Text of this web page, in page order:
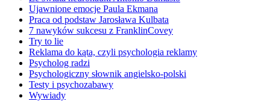
Ujawnione emocje Paula Ekmana
Praca od podstaw Jarosława Kulbata
7 nawyków sukcesu z FranklinCovey
Try to lie
Reklama do kąta, czyli psychologia reklamy
Psycholog radzi
Psychologiczny słownik angielsko-polski
Testy i psychozabawy
Wywiady